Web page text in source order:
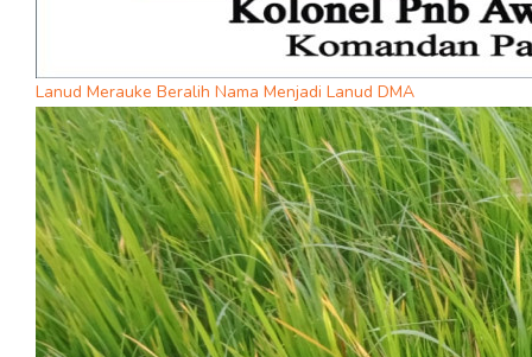
Lanud Merauke Beralih Nama Menjadi Lanud DMA